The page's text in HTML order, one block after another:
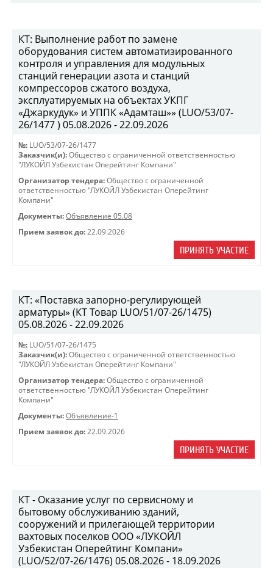
КТ: Выполнение работ по замене
оборудования систем автоматизированного
контроля и управления для модульных
станций генерации азота и станций
компрессоров сжатого воздуха,
эксплуатируемых на объектах УКПГ
«Джаркудук» и УППК «Адамташ»» (LUO/53/07-
26/1477 ) 05.08.2026 - 22.09.2026
№: LUO/53/07-26/1477
Заказчик(и): Общество с ограниченной ответственностью
"ЛУКОЙЛ Узбекистан Оперейтинг Компани"
Организатор тендера: Общество с ограниченной
ответственностью "ЛУКОЙЛ Узбекистан Оперейтинг
Компани"
Документы: Объявление 05.08
Прием заявок до: 22.09.2026
ПРИНЯТЬ УЧАСТИЕ
КТ: «Поставка запорно-регулирующей
арматуры» (КТ Товар LUO/51/07-26/1475)
05.08.2026 - 22.09.2026
№: LUO/51/07-26/1475
Заказчик(и): Общество с ограниченной ответственностью
"ЛУКОЙЛ Узбекистан Оперейтинг Компани"
Организатор тендера: Общество с ограниченной
ответственностью "ЛУКОЙЛ Узбекистан Оперейтинг
Компани"
Документы: Объявление-1
Прием заявок до: 22.09.2026
ПРИНЯТЬ УЧАСТИЕ
КТ - Оказание услуг по сервисному и
бытовому обслуживанию зданий,
сооружений и прилегающей территории
вахтовых поселков ООО «ЛУКОЙЛ
Узбекистан Оперейтинг Компани»
(LUO/52/07-26/1476) 05.08.2026 - 18.09.2026